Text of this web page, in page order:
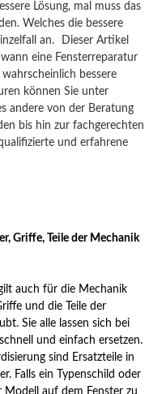
Lösung, mal muss das
Welches die bessere
an.
Dieser Artikel
eine Fensterreparatur
bessere
können Sie unter
andere von der Beratung
bis hin zur fachgerechten
und erfahrene
Griffe, Teile der Mechanik
auch für die Mechanik
und die Teile der
Sie alle lassen sich bei
und einfach ersetzen.
sind Ersatzteile in
Falls ein Typenschild oder
Modell auf dem Fenster zu